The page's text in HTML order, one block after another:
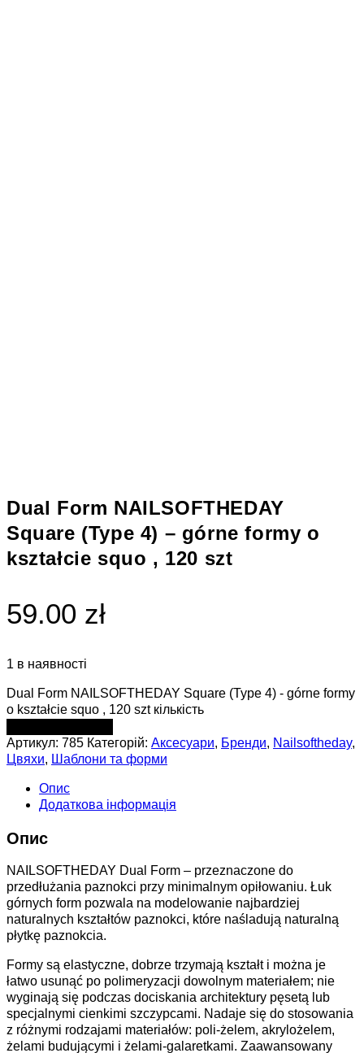
Dual Form NAILSOFTHEDAY
Square (Type 4) – górne formy o
kształcie squo , 120 szt
59.00 zł
1 в наявності
Dual Form NAILSOFTHEDAY Square (Type 4) - górne formy
o kształcie squo , 120 szt кількість
Артикул: 785 Категорій: Аксесуари, Бренди, Nailsoftheday,
Цвяхи, Шаблони та форми
Опис
Додаткова інформація
Опис
NAILSOFTHEDAY Dual Form – przeznaczone do
przedłużania paznokci przy minimalnym opiłowaniu. Łuk
górnych form pozwala na modelowanie najbardziej
naturalnych kształtów paznokci, które naśladują naturalną
płytkę paznokcia.
Formy są elastyczne, dobrze trzymają kształt i można je
łatwo usunąć po polimeryzacji dowolnym materiałem; nie
wyginają się podczas dociskania architektury pęsetą lub
specjalnymi cienkimi szczypcami. Nadaje się do stosowania
z różnymi rodzajami materiałów: poli-żelem, akrylożelem,
żelami budującymi i żelami-galaretkami. Zaawansowany